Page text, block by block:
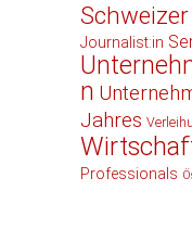
Journalist:in
n
Jahres
Professionals